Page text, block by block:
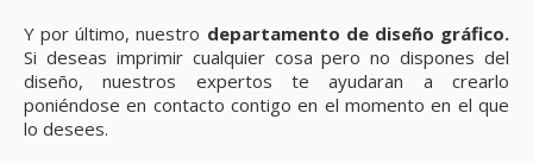
Y por último, nuestro departamento de diseño gráfico.
Si deseas imprimir cualquier cosa pero no dispones del
diseño, nuestros expertos te ayudaran a crearlo
poniéndose en contacto contigo en el momento en el que
lo desees.